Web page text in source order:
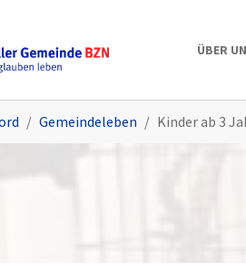
ÜBER
Gemeindeleben Kinder ab 3